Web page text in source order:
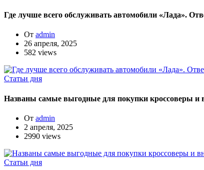
Где лучше всего обслуживать автомобили «Лада».
От admin
26 апреля, 2025
582 views
Статьи дня
Названы самые выгодные для покупки кроссоверы и
От admin
2 апреля, 2025
2990 views
Статьи дня